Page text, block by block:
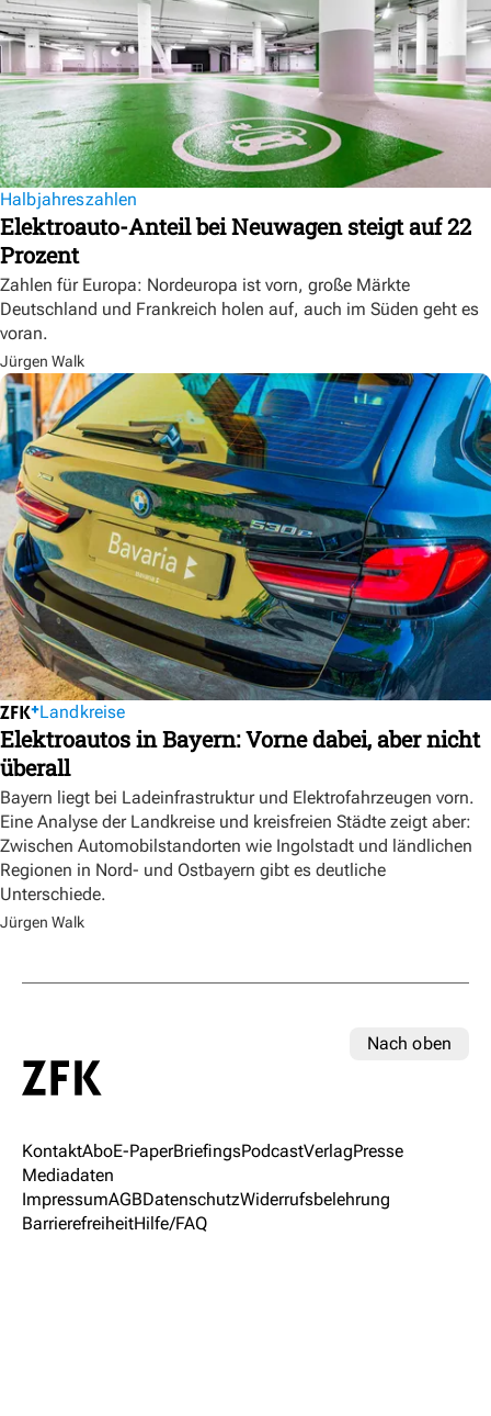
Halbjahreszahlen
Elektroauto-Anteil bei Neuwagen steigt auf 22
Prozent
Zahlen für Europa: Nordeuropa ist vorn, große Märkte
Deutschland und Frankreich holen auf, auch im Süden geht es
voran.
Jürgen Walk
Landkreise
Elektroautos in Bayern: Vorne dabei, aber nicht
überall
Bayern liegt bei Ladeinfrastruktur und Elektrofahrzeugen vorn.
Eine Analyse der Landkreise und kreisfreien Städte zeigt aber:
Zwischen Automobilstandorten wie Ingolstadt und ländlichen
Regionen in Nord- und Ostbayern gibt es deutliche
Unterschiede.
Jürgen Walk
Nach oben
KontaktAboE-PaperBriefingsPodcastVerlagPresse
Mediadaten
ImpressumAGBDatenschutzWiderrufsbelehrung
BarrierefreiheitHilfe/FAQ